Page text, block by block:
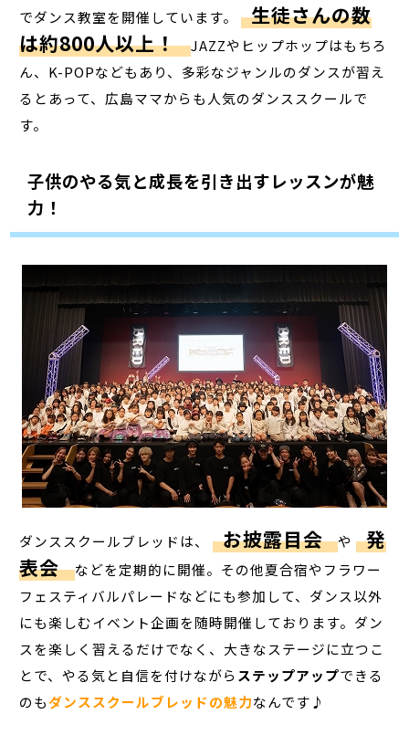
でダンス教室を開催しています。 生徒さんの数
は約800人以上！ JAZZやヒップホップはもちろ
ん、K-POPなどもあり、多彩なジャンルのダンスが習え
るとあって、広島ママからも人気のダンススクールで
す。
子供のやる気と成長を引き出すレッスンが魅
力！
ダンススクールブレッドは、 お披露目会 や 発
表会 などを定期的に開催。その他夏合宿やフラワー
フェスティバルパレードなどにも参加して、ダンス以外
にも楽しむイベント企画を随時開催しております。ダン
スを楽しく習えるだけでなく、大きなステージに立つこ
とで、やる気と自信を付けながらステップアップできる
のもダンススクールブレッドの魅力なんです♪